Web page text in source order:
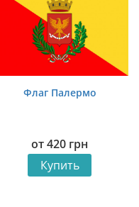
Флаг Палермо
от420 грн
Купить